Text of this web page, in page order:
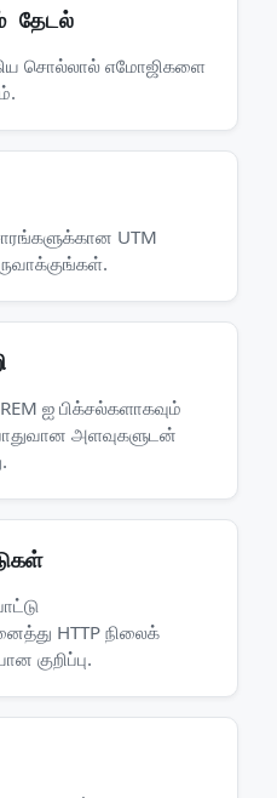
தேடல்
சொல்லால் எமோஜிகளை
UTM
ஐ பிக்சல்களாகவும்
அளவுகளுடன்
HTTP நிலைக்
குறிப்பு.